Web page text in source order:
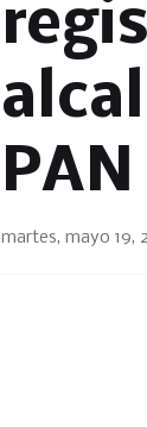
PAN
martes, mayo 19,